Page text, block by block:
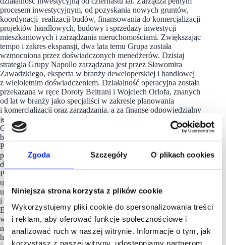
Zgoda Szczegóły O plikach cookies
Niniejsza strona korzysta z plików cookie
Wykorzystujemy pliki cookie do spersonalizowania treści
i reklam, aby oferować funkcje społecznościowe i
analizować ruch w naszej witrynie. Informacje o tym, jak
korzystasz z naszej witryny, udostępniamy partnerom
procesem inwestycyjnym, od pozyskania nowych gruntów,
koordynacji realizacji budów, finansowania do komercjalizacji
projektów handlowych, budowy i sprzedaży inwestycji
mieszkaniowych i zarządzania nieruchomościami. Zwiększając
tempo i zakres ekspansji, dwa lata temu Grupa została
wzmocniona przez doświadczonych menedżerów. Dzisiaj
strategia Grupy Napollo zarządzana jest przez Sławomira
Zawadzkiego, eksperta w branży deweloperskiej i handlowej
z wieloletnim doświadczeniem. Działalność operacyjna została
przekazana w ręce Doroty Beltrani i Wojciech Orlofa, znanych
od lat w branży jako specjaliści w zakresie planowania
i komercjalizacji oraz zarządzania, a za finanse odpowiedzialny
jest ekspert w zakresie inwestycji kapitałowych Michał
Głowala. Głównym filarem rozwoju firmy w zakresie
budownictwa komercyjnego są parki handlowe znane jako N-
Parki. Oferują wygodne zakupy blisko domu, w miastach
powyżej 10 tysięcy mieszkańców i o powierzchni najmu
do ok. 15 000 m2. N-Parki posiadają lokalizacje w całej
Polsce. Najnowszy N-Park w Gorzowie Wielkopolskim przy
ul. Pomorskiej, otwarto jesienią 2021. Z kolei w Poznaniu przy
ul. Promienistej zakończono w 2021 modernizację
i rekomercjalizację pasażu z Eurospar, Rossmann, Pepco, RTV
Euro AGD i Inmedio. Trwa także budowa N-Parku
w podwrocławskich Łanach, otwarcie planowane jest
na wiosnę 2022. Napollo jest także właścicielem galerii
handlowych oraz kilkudziesięciu lokali handlowych. Napollo